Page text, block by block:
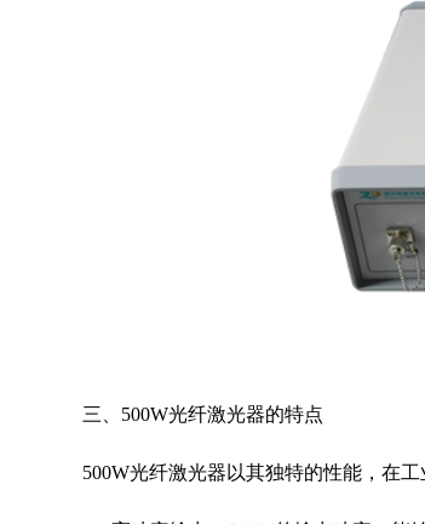
三、 500W光纤激光器的特点
500W光纤激光器以其独特的性能，在